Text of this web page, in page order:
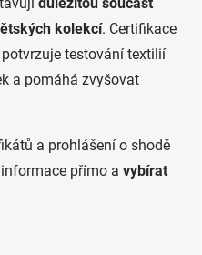
důležitou součást
kolekcí. Certifikace
potvrzuje testování textilií
a pomáhá zvyšovat
a prohlášení o shodě
přímo a vybírat